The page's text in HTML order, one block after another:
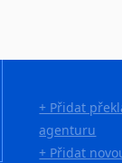
+ Přidat
agenturu
+ Přidat